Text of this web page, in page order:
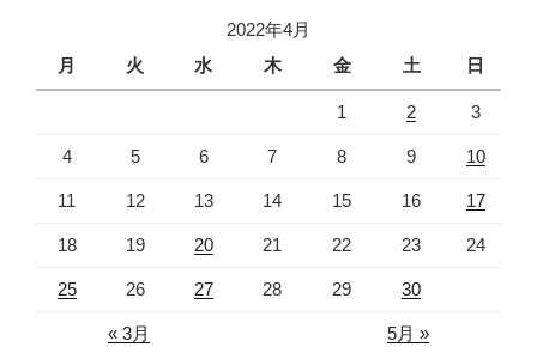
2022年4月
月
火 水 木 金 土 日
1 2 3
4 5 6 7 8 9 10
11 12 13 14 15 16 17
18 19 20 21 22 23 24
25 26 27 28 29 30
« 3月 5月 »